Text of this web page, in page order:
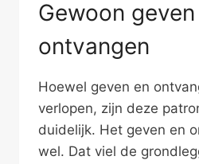
Gewoon
ontvangen
Hoewel geven en
verlopen, zijn deze
duidelijk. Het geven en
wel. Dat viel de